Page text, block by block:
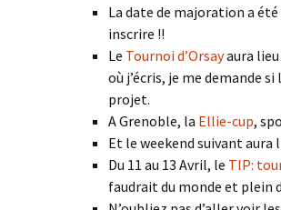
La date de majoration a
inscrire !!
Le Tournoi d’Orsayaura lieu
où j’écris, je me demande
projet.
A Grenoble, la Ellie-cup,
Et le weekend suivant aura
Du 11 au 13 Avril, le TIP:
faudrait du monde et plein